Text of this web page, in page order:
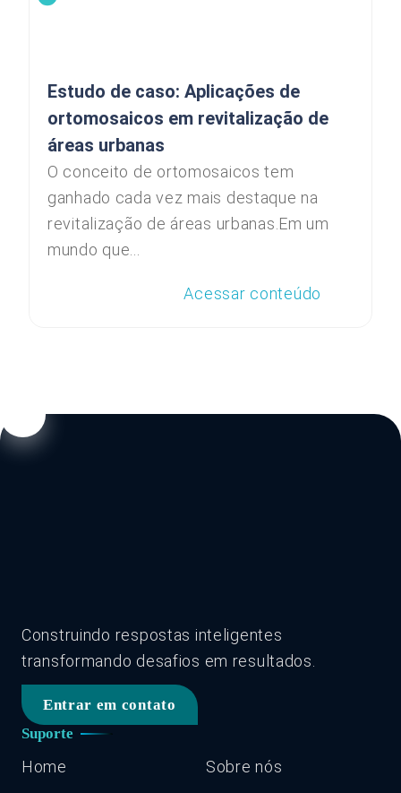
Estudo de caso: Aplicações de
ortomosaicos em revitalização de
áreas urbanas
O conceito de ortomosaicos tem
ganhado cada vez mais destaque na
revitalização de áreas urbanas.Em um
mundo que...
Acessar conteúdo
Construindo respostas inteligentes
transformando desafios em resultados.
Entrar em contato
Suporte
Home
Sobre nós